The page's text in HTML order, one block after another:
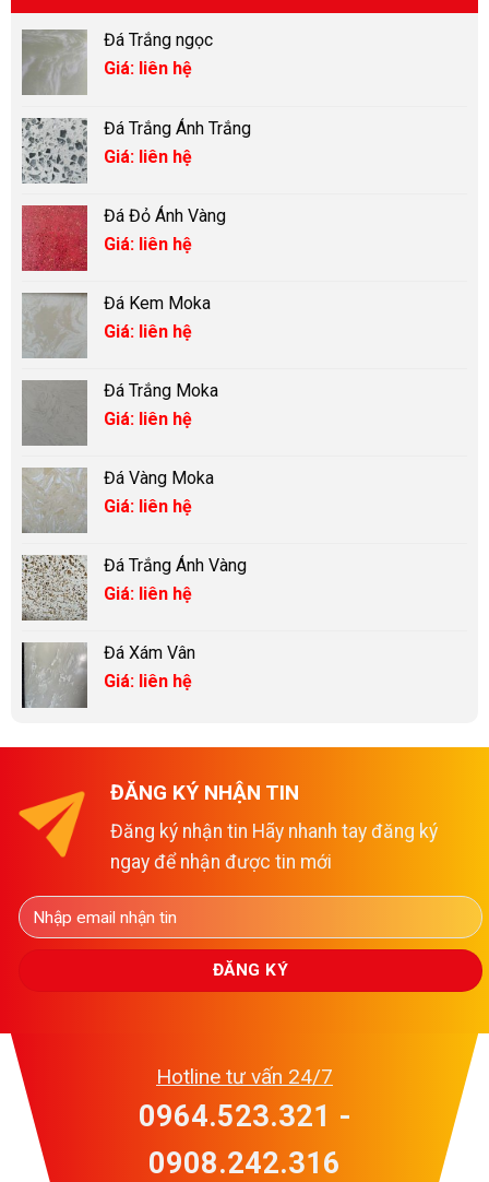
Đá Trắng ngọc
Giá: liên hệ
Đá Trắng Ánh Trắng
Giá: liên hệ
Đá Đỏ Ánh Vàng
Giá: liên hệ
Đá Kem Moka
Giá: liên hệ
Đá Trắng Moka
Giá: liên hệ
Đá Vàng Moka
Giá: liên hệ
Đá Trắng Ánh Vàng
Giá: liên hệ
Đá Xám Vân
Giá: liên hệ
ĐĂNG KÝ NHẬN TIN
Đăng ký nhận tin Hãy nhanh tay đăng ký
ngay để nhận được tin mới
Hotline tư vấn 24/7
0964.523.321 -
0908.242.316